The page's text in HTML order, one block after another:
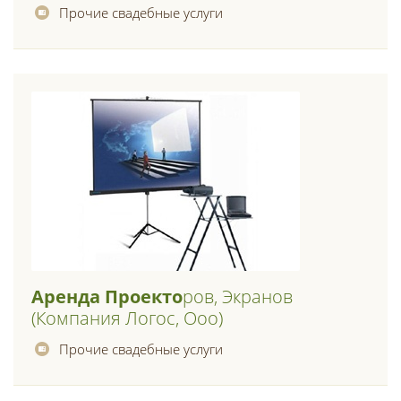
Прочие свадебные услуги
Аренда ПроектоРов, Экранов
(компания Логос, Ооо)
Прочие свадебные услуги